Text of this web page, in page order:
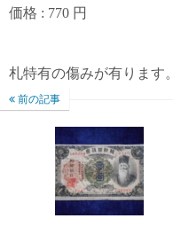
価格 : 770 円
札特有の傷みが有ります。
前の記事